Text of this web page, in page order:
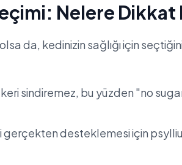
Nelere Dikkat
da, kedinizin sağlığı için
sindiremez, bu yüzden "no
gerçekten desteklemesi için